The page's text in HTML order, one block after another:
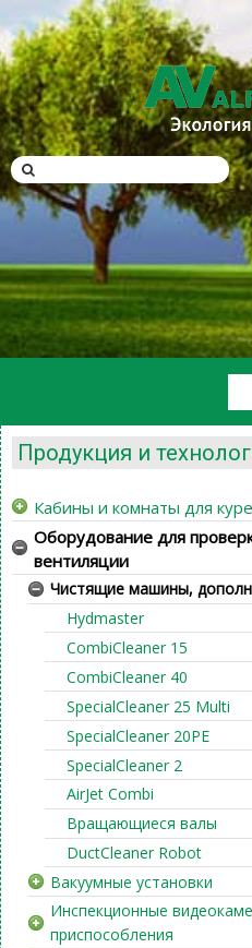
Продукция и
Кабины и комнаты для
Оборудование для
вентиляции
Чистящие машины,
Hydmaster
CombiCleaner 15
CombiCleaner 40
SpecialCleaner 25 Multi
SpecialCleaner 20PE
SpecialCleaner 2
AirJet Combi
Вращающиеся валы
DuctCleaner Robot
Вакуумные установки
Инспекционные
приспособления